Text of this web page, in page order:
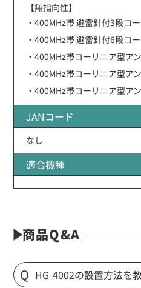
【無指向性】
・400MHz帯 避雷針付3段コ
・400MHz帯 避雷針付6段コ
・400MHz帯コーリニア型ア
・400MHz帯コーリニア型ア
・400MHz帯コーリニア型ア
JANコード
なし
適合機種
商品Q&A
HG-4002の設置方法を